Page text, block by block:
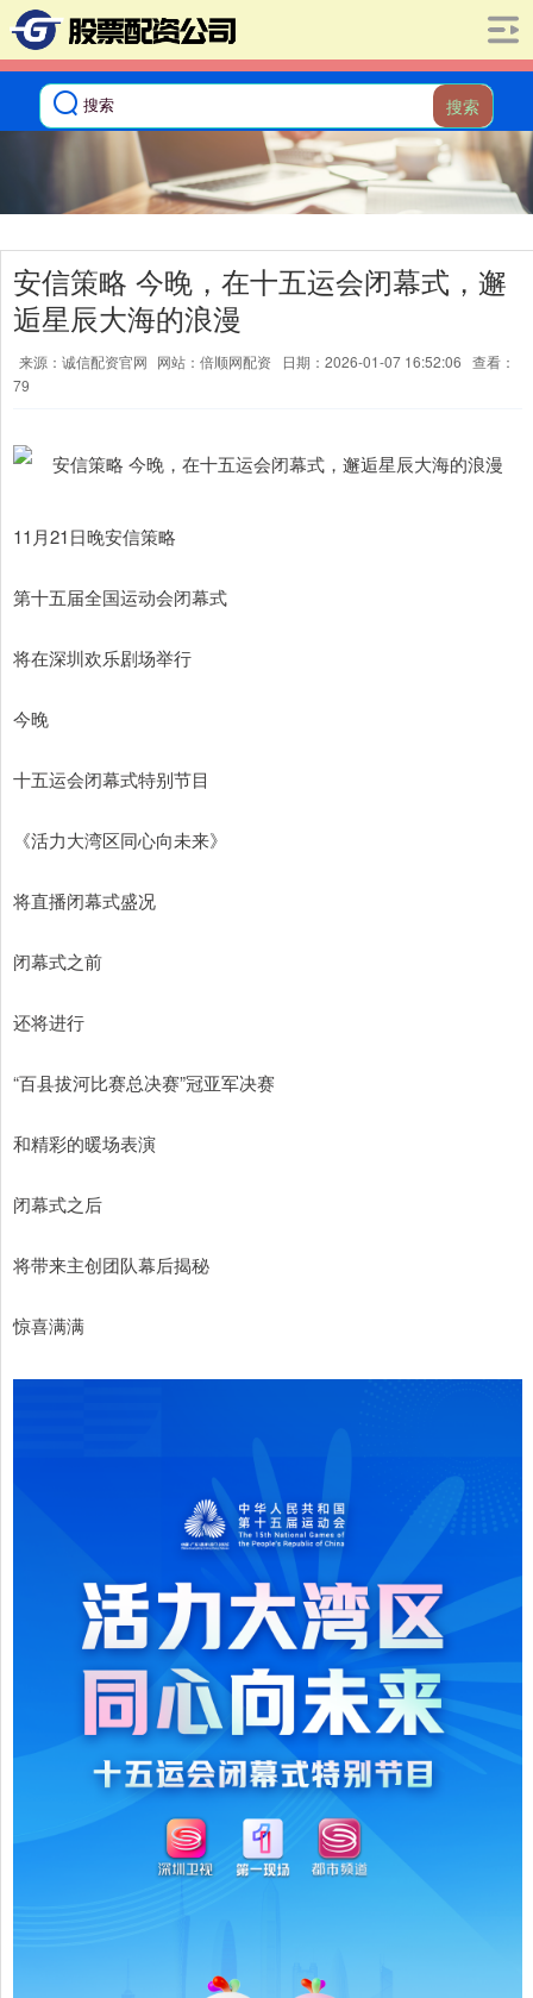
搜索
安信策略 今晚，在十五运会闭幕式，邂
逅星辰大海的浪漫
来源：诚信配资官网 网站：倍顺网配资 日期：2026-01-07 16:52:06 查看：
79
11月21日晚安信策略
第十五届全国运动会闭幕式
将在深圳欢乐剧场举行
今晚
十五运会闭幕式特别节目
《活力大湾区同心向未来》
将直播闭幕式盛况
闭幕式之前
还将进行
“百县拔河比赛总决赛”冠亚军决赛
和精彩的暖场表演
闭幕式之后
将带来主创团队幕后揭秘
惊喜满满